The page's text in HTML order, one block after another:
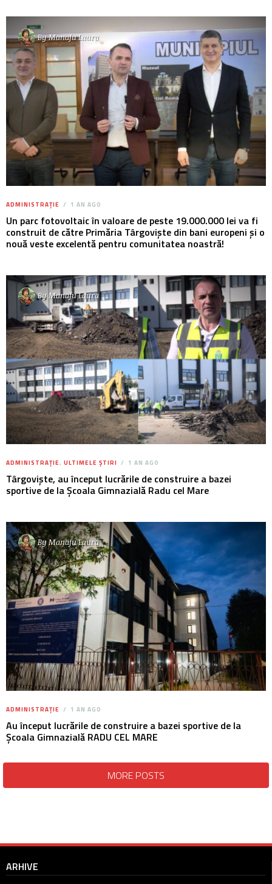
ByManafu Laura
ADMINISTRAȚIE 1 AN AGO
Un parc fotovoltaic în valoare de peste 19.000.000 lei va fi
construit de către Primăria Târgoviște din bani europeni și o
nouă veste excelentă pentru comunitatea noastră!
ByManafu Laura
ADMINISTRAȚIE, ULTIMELE ȘTIRI 1 AN AGO
Târgoviște, au început lucrările de construire a bazei
sportive de la Școala Gimnazială Radu cel Mare
ByManafu Laura
ADMINISTRAȚIE 1 AN AGO
Au început lucrările de construire a bazei sportive de la
Școala Gimnazială RADU CEL MARE
MORE POSTS
ARHIVE